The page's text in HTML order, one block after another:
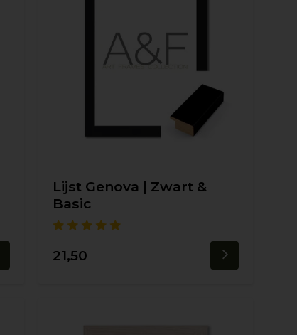
Lijst Genova | Zwart &
Basic
21,50